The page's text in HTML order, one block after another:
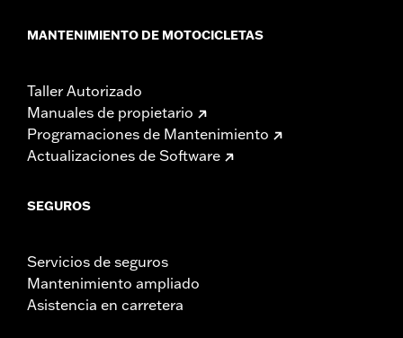
MANTENIMIENTO DE MOTOCICLETAS
Taller Autorizado
Manuales de propietario
Programaciones de Mantenimiento
Actualizaciones de Software
SEGUROS
Servicios de seguros
Mantenimiento ampliado
Asistencia en carretera